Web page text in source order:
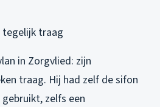
tegelijk traag
in Zorgvlied: zijn
traag. Hij had zelf de sifon
zelfs een